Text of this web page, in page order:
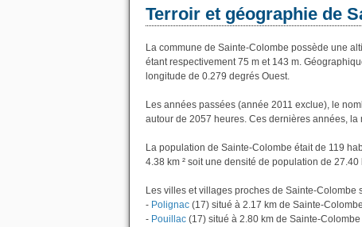
Terroir et géographie de
La commune de Sainte-Colombe possède une
étant respectivement 75 m et 143 m.
longitude de 0.279 degrés Ouest.
Les années passées (année 2011 exclue), le
autour de 2057 heures. Ces dernières années,
La population de Sainte-Colombe était de 119
4.38 km ² soit une densité de population de 27.40
Les villes et villages proches de Sainte-Colombe
- Polignac (17) situé à 2.17 km de Sainte-Colombe
- Pouillac (17) situé à 2.80 km de Sainte-Colombe